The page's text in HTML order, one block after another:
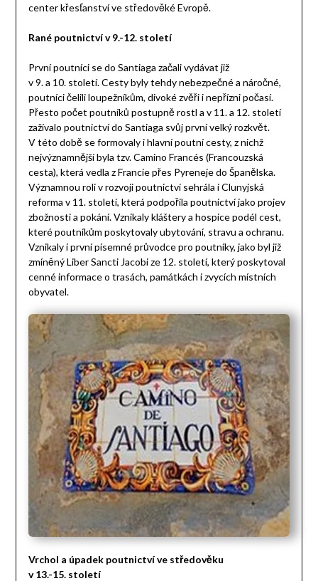
center křesťanství ve středověké Evropě.
Rané poutnictví v 9.-12. století
První poutníci se do Santiaga začali vydávat již
v 9. a 10. století. Cesty byly tehdy nebezpečné a náročné,
poutníci čelili loupežníkům, divoké zvěři i nepřízni počasí.
Přesto počet poutníků postupně rostl a v 11. a 12. století
zažívalo poutnictví do Santiaga svůj první velký rozkvět.
V této době se formovaly i hlavní poutní cesty, z nichž
nejvýznamnější byla tzv. Camino Francés (Francouzská
cesta), která vedla z Francie přes Pyreneje do Španělska.
Významnou roli v rozvoji poutnictví sehrála i Clunyjská
reforma v 11. století, která podpořila poutnictví jako projev
zbožnosti a pokání. Vznikaly kláštery a hospice podél cest,
které poutníkům poskytovaly ubytování, stravu a ochranu.
Vznikaly i první písemné průvodce pro poutníky, jako byl již
zmíněný Liber Sancti Jacobi ze 12. století, který poskytoval
cenné informace o trasách, památkách i zvycích místních
obyvatel.
Vrchol a úpadek poutnictví ve středověku
v 13.-15. století